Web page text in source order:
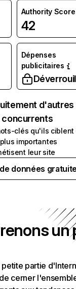
Authority Score
42
Dépenses
publicitaires
d'autres
clés qu'ils ciblent
importantes
leur site
données
un
petite partie
cerner